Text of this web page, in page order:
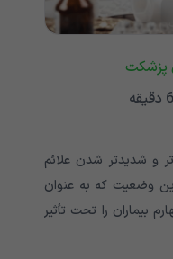
پزشکت
6 دقیقه
و شدیدتر شدن علائم
وضعیت که به عنوان
بیماران را تحت تأثیر